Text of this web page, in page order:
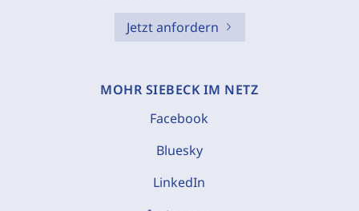
Jetzt anfordern
MOHR SIEBECK IM NETZ
Facebook
Bluesky
LinkedIn